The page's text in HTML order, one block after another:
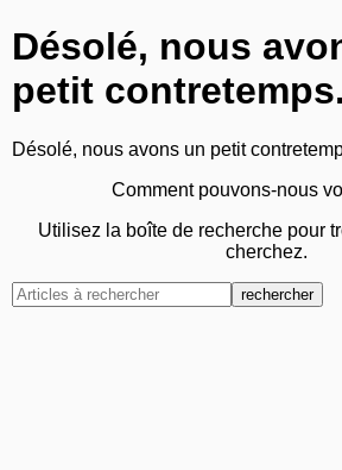
Désolé, nous
petit contretemps.
Désolé, nous avons un petit
Comment pouvons-nous
Utilisez la boîte de recherche pour
cherchez.
rechercher